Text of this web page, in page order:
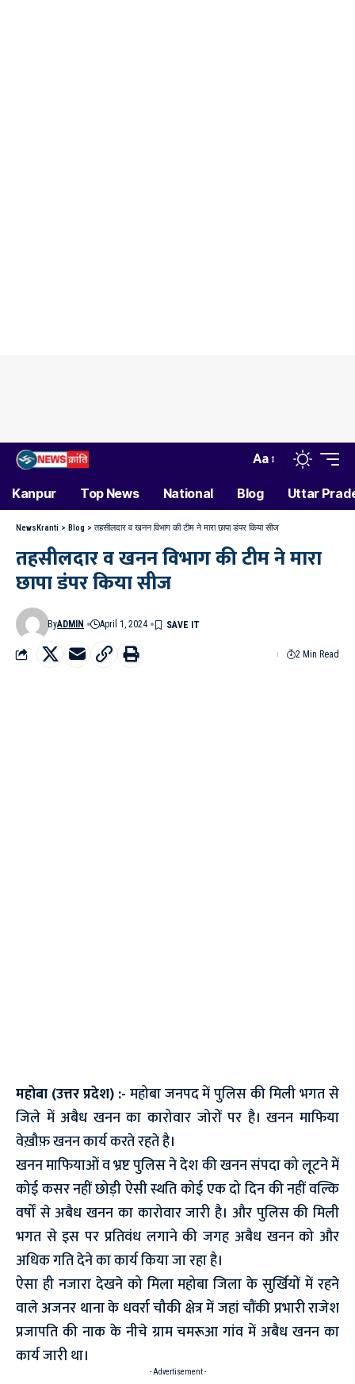
Aa
Kanpur Top News National Blog Uttar
NewsKranti > Blog > तहसीलदार व खनन विभाग की टीम ने मारा छापा डंपर किया सीज
तहसीलदार व खनन विभाग की टीम ने मारा
छापा डंपर किया सीज
ByADMIN April 1, 2024
2 Min Read
महोबा (उत्तर प्रदेश) :- महोबा जनपद में पुलिस की मिली भगत से
जिले में अबैध खनन का कारोवार जोरों पर है। खनन माफिया
वेख़ौफ़ खनन कार्य करते रहते है।
खनन माफियाओं व भ्रष्ट पुलिस ने देश की खनन संपदा को लूटने में
कोई कसर नहीं छोड़ी ऐसी स्थति कोई एक दो दिन की नहीं वल्कि
वर्षों से अबैध खनन का कारोवार जारी है। और पुलिस की मिली
भगत से इस पर प्रतिवंध लगाने की जगह अबैध खनन को और
अधिक गति देने का कार्य किया जा रहा है।
ऐसा ही नजारा देखने को मिला महोबा जिला के सुर्खियों में रहने
वाले अजनर थाना के धवर्रा चौकी क्षेत्र में जहां चौंकी प्रभारी राजेश
प्रजापति की नाक के नीचे ग्राम चमरूआ गांव में अबैध खनन का
कार्य जारी था।
- Advertisement -